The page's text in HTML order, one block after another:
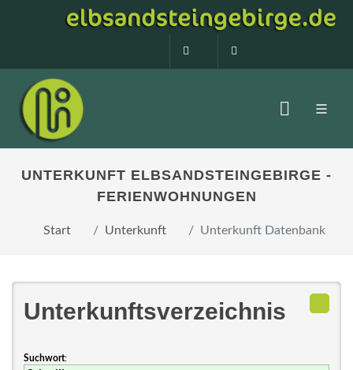
0160 99873408
UNTERKUNFT ELBSANDSTEINGEBIRGE -
FERIENWOHNUNGEN
Start Unterkunft Unterkunft Datenbank
Unterkunftsverzeichnis
Suchwort: